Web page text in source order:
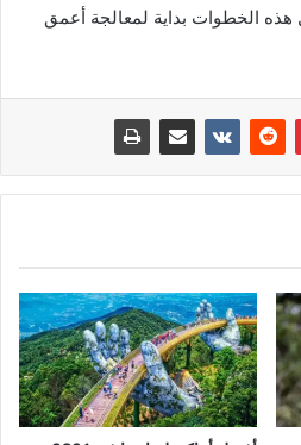
الخطوات بداية لمعالجة أعمق